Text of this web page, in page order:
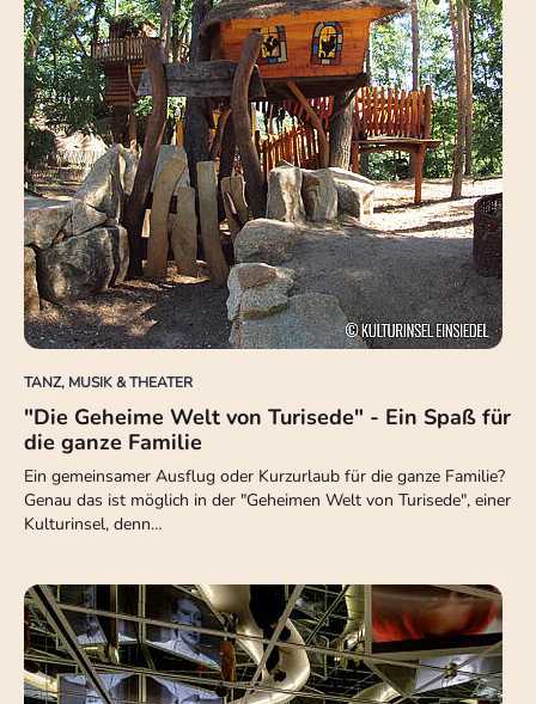
TANZ, MUSIK & THEATER
"Die Geheime Welt von Turisede" - Ein Spaß für
die ganze Familie
Ein gemeinsamer Ausflug oder Kurzurlaub für die ganze Familie?
Genau das ist möglich in der "Geheimen Welt von Turisede", einer
Kulturinsel, denn…